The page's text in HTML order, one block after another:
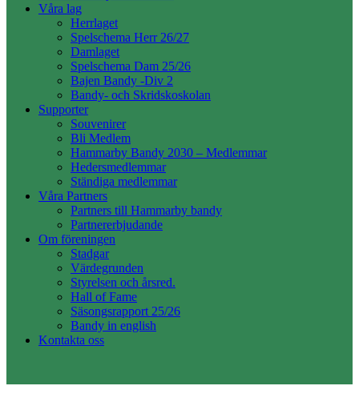
Våra lag
Herrlaget
Spelschema Herr 26/27
Damlaget
Spelschema Dam 25/26
Bajen Bandy -Div 2
Bandy- och Skridskoskolan
Supporter
Souvenirer
Bli Medlem
Hammarby Bandy 2030 – Medlemmar
Hedersmedlemmar
Ständiga medlemmar
Våra Partners
Partners till Hammarby bandy
Partnererbjudande
Om föreningen
Stadgar
Värdegrunden
Styrelsen och årsred.
Hall of Fame
Säsongsrapport 25/26
Bandy in english
Kontakta oss